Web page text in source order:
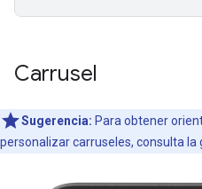
Carrusel
Sugerencia: Para obtener
personalizar carruseles, consulta la